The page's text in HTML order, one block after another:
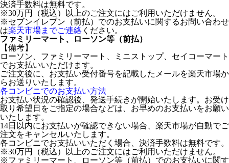
決済手数料は無料です。
※30万円（税込）以上のご注文にはご利用いただけません。
※セブンイレブン（前払）でのお支払いに関するお問い合わせ
は楽天市場までご連絡 ください。
ファミリーマート、ローソン等（前払）
【備考】
ローソン、ファミリーマート、ミニストップ、セイコーマート
でお支払いいただけます。
ご注文後に、お支払い受付番号を記載したメールを楽天市場か
らお送りいたします。
各コンビニでのお支払い方法
お支払い状況の確認後、発送手続きが開始いたします。お受け
取り希望日をご指定の場合などは、お早めのお支払いをお願い
いたします。
14日以内にお支払いが確認できない場合、楽天市場が自動でご
注文をキャンセルいたします。
各コンビニでお支払いいただく場合、決済手数料は無料です。
※30万円（税込）以上のご注文にはご利用いただけません。
※ファミリーマート、ローソン等（前払）でのお支払いに関す